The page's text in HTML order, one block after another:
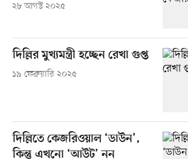
২৮ আগস্ট ২০২৫
দিল্লির মুখ্যমন্ত্রী হচ্ছেন রেখা গুপ্ত
১৯ ফেব্রুয়ারি ২০২৫
দিল্লিতে কেজরিওয়াল ‘ডাউন’,
কিন্তু এখনো ‘আউট’ নন